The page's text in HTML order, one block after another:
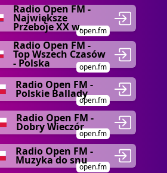
Radio Open FM -
Największe
Przeboje XX w.open.fm
Radio Open FM -
Top Wszech Czasów
- Polska open.fm
Radio Open FM -
Polskie Ballady
open.fm
Radio Open FM -
Dobry Wieczór
open.fm
Radio Open FM -
Muzyka do snu
open.fm